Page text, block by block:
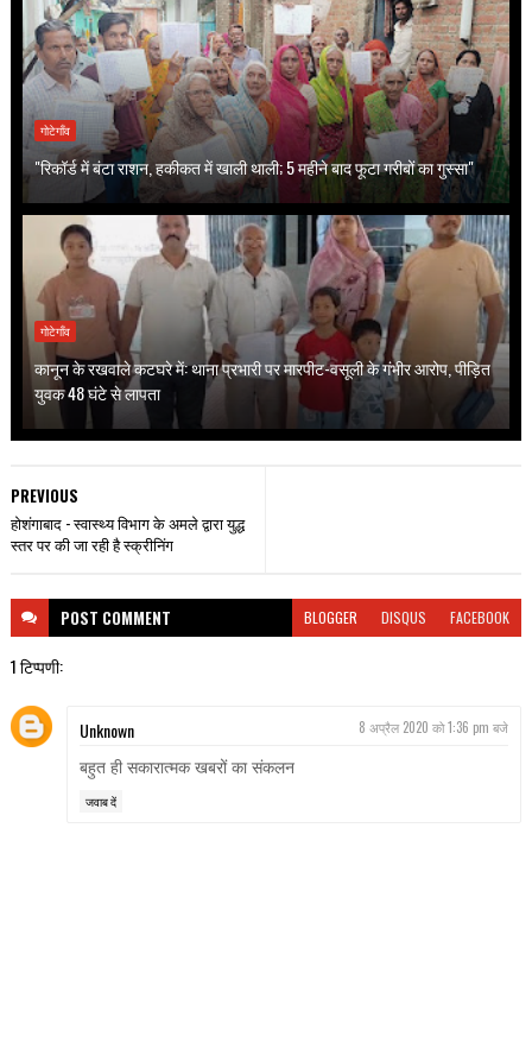
गोटेगाँव
"रिकॉर्ड में बंटा राशन, हकीकत में खाली थाली; 5 महीने बाद फूटा गरीबों का गुस्सा"
गोटेगाँव
कानून के रखवाले कटघरे में: थाना प्रभारी पर मारपीट-वसूली के गंभीर आरोप, पीड़ित
युवक 48 घंटे से लापता
PREVIOUS
होशंगाबाद - स्वास्थ्य विभाग के अमले द्वारा युद्ध
स्त‍र पर की जा रही है स्क्रीनिंग
POST COMMENT BLOGGER DISQUS FACEBOOK
1 टिप्पणी:
Unknown 8 अप्रैल 2020 को 1:36 pm बजे
बहुत ही सकारात्मक खबरों का संकलन
जवाब दें